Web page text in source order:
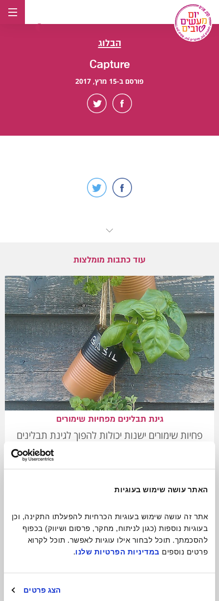
האתר עושה שימוש בעוגיות
פרטים נוספים במדיניות הפרטיות שלנו.
הצג פרטים
לתוכן
הבלוג
Capture
פורסם ב-15 מרץ, 2017
עוד כתבות מומלצות
גינת תבלינים מפחיות שימורים
פחיות שימורים ישנות יכולות להפוך לגינת תבלינים
לכתבה המלאה